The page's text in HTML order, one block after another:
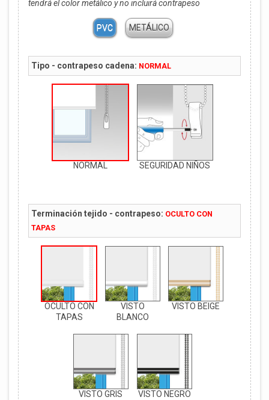
tendrá el color metálico y no incluirá contrapeso
PVC METÁLICO
Tipo - contrapeso cadena: NORMAL
NORMAL SEGURIDAD NIÑOS
Terminación tejido - contrapeso: OCULTO CON
TAPAS
OCULTO CON
TAPAS
VISTO
BLANCO
VISTO BEIGE
VISTO GRIS VISTO NEGRO